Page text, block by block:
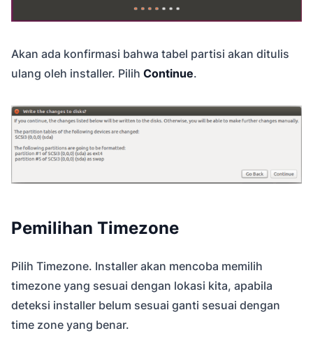
Akan ada konfirmasi bahwa tabel partisi akan ditulis
ulang oleh installer. Pilih Continue.
Pemilihan Timezone
Pilih Timezone. Installer akan mencoba memilih
timezone yang sesuai dengan lokasi kita, apabila
deteksi installer belum sesuai ganti sesuai dengan
time zone yang benar.